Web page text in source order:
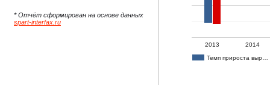
* Отчёт сформирован на основе данных
spart-interfax.ru
Темп прироста выр…
2013 2014